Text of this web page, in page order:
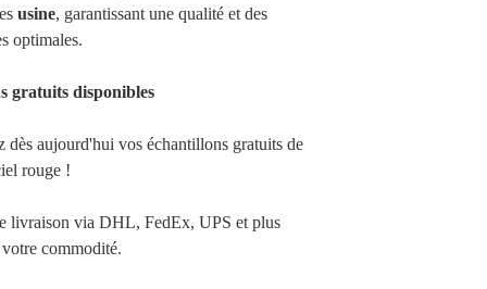
usine, garantissant une qualité et des
optimales.
gratuits disponibles
dès aujourd'hui vos échantillons gratuits de
rouge !
livraison via DHL, FedEx, UPS et plus
commodité.